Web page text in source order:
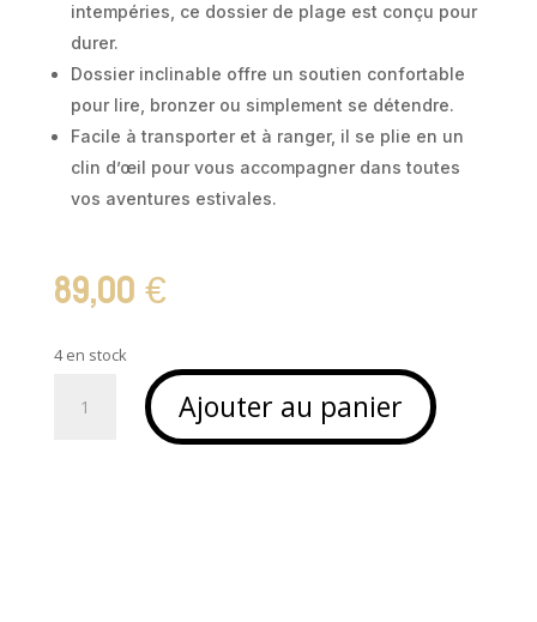
intempéries, ce dossier de plage est conçu pour
durer.
Dossier inclinable offre un soutien confortable
pour lire, bronzer ou simplement se détendre.
Facile à transporter et à ranger, il se plie en un
clin d’œil pour vous accompagner dans toutes
vos aventures estivales.
89,00€
4 en stock
Ajouter au panier